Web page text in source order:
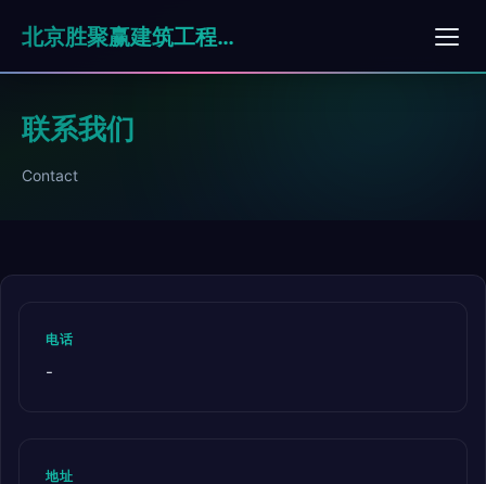
北京胜聚赢建筑工程有限公司
联系我们
Contact
电话
-
地址